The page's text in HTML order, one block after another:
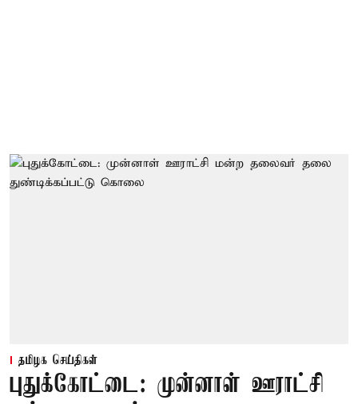
தமிழக செய்திகள்
புதுக்கோட்டை: முன்னாள் ஊராட்சி